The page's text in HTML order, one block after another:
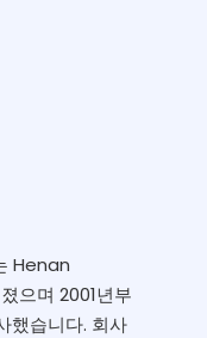
Henan
으며 2001년부
했습니다. 회사